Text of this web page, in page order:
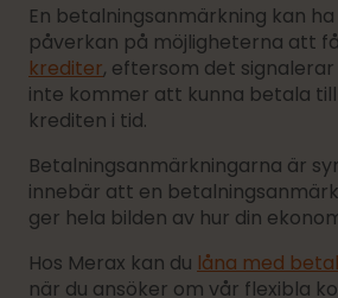
En betalningsanmärkning kan
påverkan på möjligheterna att
krediter, eftersom det
inte kommer att kunna betala
krediten i tid.
Betalningsanmärkningarna är
innebär att en
ger hela bilden av hur din
Hos Merax kan du låna med
när du ansöker om vår flexibla